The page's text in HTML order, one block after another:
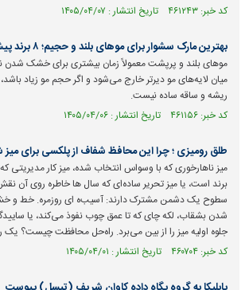
کد خبر: ۴۶۱۲۴۳ تاریخ انتشار : ۱۴۰۵/۰۴/۰۷
بهترین مارک سشوار برای مو‌های بلند و حجیم؛ ۸ برند پیشنهادی برای خرید
مو‌های بلند و پرپشت معمولاً زمان بیشتری برای خشک شدن
میان لایه‌های مو دیرتر خارج می‌شود و اگر حجم مو زیاد
ریشه و ساقه ساده نیست.
کد خبر: ۴۶۱۱۵۶ تاریخ انتشار : ۱۴۰۵/۰۴/۰۶
طلق رومیزی ؛ چرا این محافظ شفاف از پلکسی برای میز
میز ناهارخوری که با وسواس انتخاب شده، میز کار مدیریتی
برند است، یا میز تحریر ساده‌ای که سال‌ ها خاطره روی آن
سطوح یک دشمن مشترک دارند: آسیب‌ه ای روزمره. خط و
شدن بشقاب، لکه چای که تا عمق چوب نفوذ می‌کند، یا
جلوه اولیه میز را از بین می‌برد. راه‌حل محافظت چیست؟
کد خبر: ۴۶۰۷۰۴ تاریخ انتشار : ۱۴۰۵/۰۴/۰۱